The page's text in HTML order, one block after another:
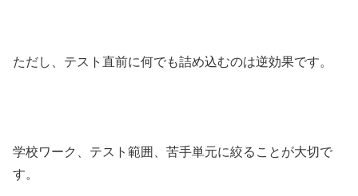
ただし、テスト直前に何でも詰め込むのは逆効果です。
学校ワーク、テスト範囲、苦手単元に絞ることが大切で
す。